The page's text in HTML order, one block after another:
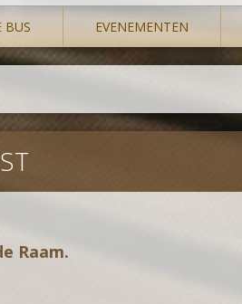
BUS EVENEMENTEN
Raam.